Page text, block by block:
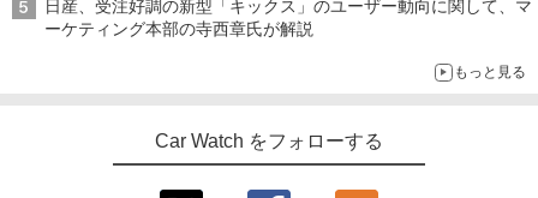
日産、受注好調の新型「キックス」のユーザー動向に関して、マ
ーケティング本部の寺西章氏が解説
もっと見る
Car Watch をフォローする